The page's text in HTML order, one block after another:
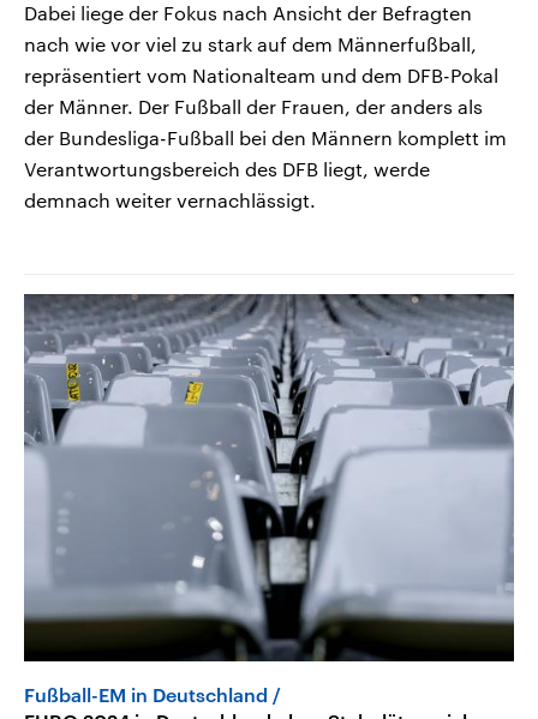
Dabei liege der Fokus nach Ansicht der Befragten
nach wie vor viel zu stark auf dem Männerfußball,
repräsentiert vom Nationalteam und dem DFB-Pokal
der Männer. Der Fußball der Frauen, der anders als
der Bundesliga-Fußball bei den Männern komplett im
Verantwortungsbereich des DFB liegt, werde
demnach weiter vernachlässigt.
Fußball-EM in Deutschland